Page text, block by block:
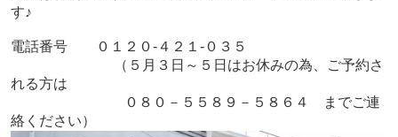
す♪
電話番号 ０１２０-４２１-０３５
（５月３日～５日はお休みの為、ご予約さ
れる方は
０８０－５５８９－５８６４ までご連
絡ください）